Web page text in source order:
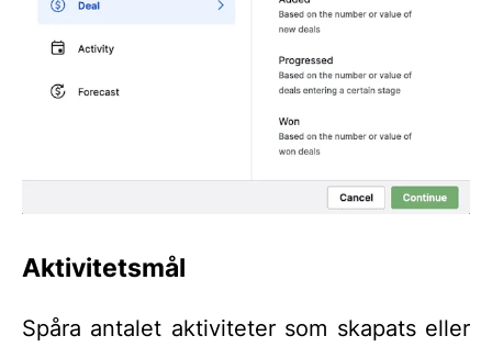
Aktivitetsmål
Spåra antalet aktiviteter som skapats eller